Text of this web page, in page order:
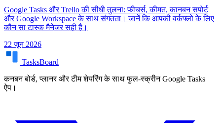
Google Tasks और Trello की सीधी तुलना: फीचर्स, कीमत, कानबन सपोर्ट
और Google Workspace के साथ संगतता। जानें कि आपकी वर्कफ्लो के लिए
कौन सा टास्क मैनेजर सही है।
22 जून 2026
TasksBoard
कनबन बोर्ड, प्लानर और टीम शेयरिंग के साथ फुल-स्क्रीन Google Tasks
ऐप।